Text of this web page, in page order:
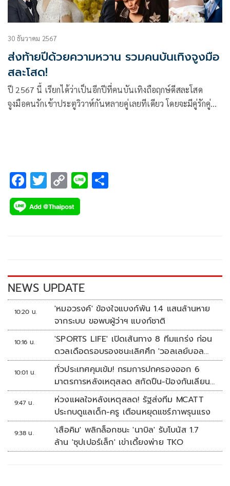
30 ธันวาคม 2567
ส่งท้ายปีด้วยความหวาน รวมคนบันเทิงจูงมือ
สละโสด!
ปี 2567 นี้ เรียกได้ว่าเป็นอีกปีที่คนบันเทิงถือฤกษ์ดีสละโสด
จูงมือคนรักเข้าประตูวิวาห์กันหลายคู่เลยทีเดียว โดยจะมีคู่รักคู่
F
ac
e
k
T
wi
tt
C
o
p
k
Li
NEWS UPDATE
10:20 น.
'หมอวรงค์' ข้องใจแบงก์พัน 1.4 แสนล้านหาย
จากระบบ ขอพบผู้ว่าฯ แบงก์ชาติ
10:16 น.
'SPORTS LIFE' เปิดเส้นทาง 8 ทีมแกร่ง ก่อน
ดวลเดือดรอบรองชนะเลิศศึก 'วอลเลย์บอล
นักเรียน แชมป์กีฬา 7HD 2026'
10:01 น.
ทั่วประเทศคุมเข้ม! กรมการปกครองออก 6
มาตรการหลังเหตุสลด สกัดปืน-ป้องกันเลียน
แบบ
9:47 น.
ห่วงแผลใจหลังเหตุสลด! รัฐส่งทีม MCATT
ประกบดูแลเด็ก-ครู เตือนหยุดแชร์ภาพรุนแรง
9:38 น.
'เสือคิม' พลิกล็อกชนะ 'นาบิล' รับโบนัส 1.7
ล้าน 'ซุปเปอร์เล็ก' เข่าเดี้ยงพ่าย TKO